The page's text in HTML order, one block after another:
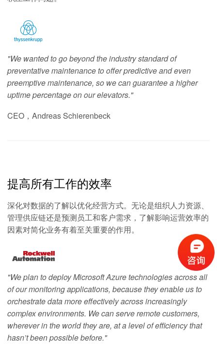
"We wanted to go beyond the industry standard of
preventative maintenance to offer predictive and even
preemptive maintenance, so we can guarantee a higher
uptime percentage on our elevators."
CEO，Andreas Schierenbeck
提高所有工作的效率
深化对数据的了解以优化经营方式。无论是组织人力资源、
管理供应链还是预测员工和客户需求，了解影响运营效率的
因素对简化业务有着至关重要的作用。
"We plan to deploy Microsoft Azure technologies across all
of our monitoring applications, because they enable us to
orchestrate data more effectively across increasingly
complex environments. We can serve remote customers,
wherever in the world they are, at a level of efficiency that
hasn’t been possible before."